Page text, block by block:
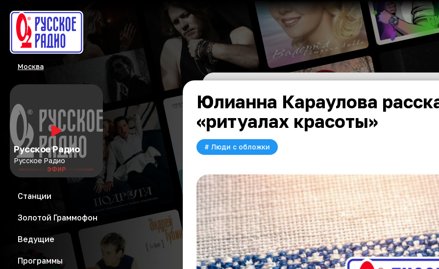
Москва
Русское Радио
Русское Радио
ЭФИР
Станции
Золотой Граммофон
Ведущие
Программы
Юлианна Караулова
«ритуалах красоты»
# Люди с обложки